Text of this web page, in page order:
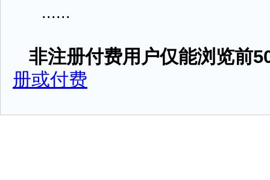
......
非注册付费用户仅能浏览前
册或付费